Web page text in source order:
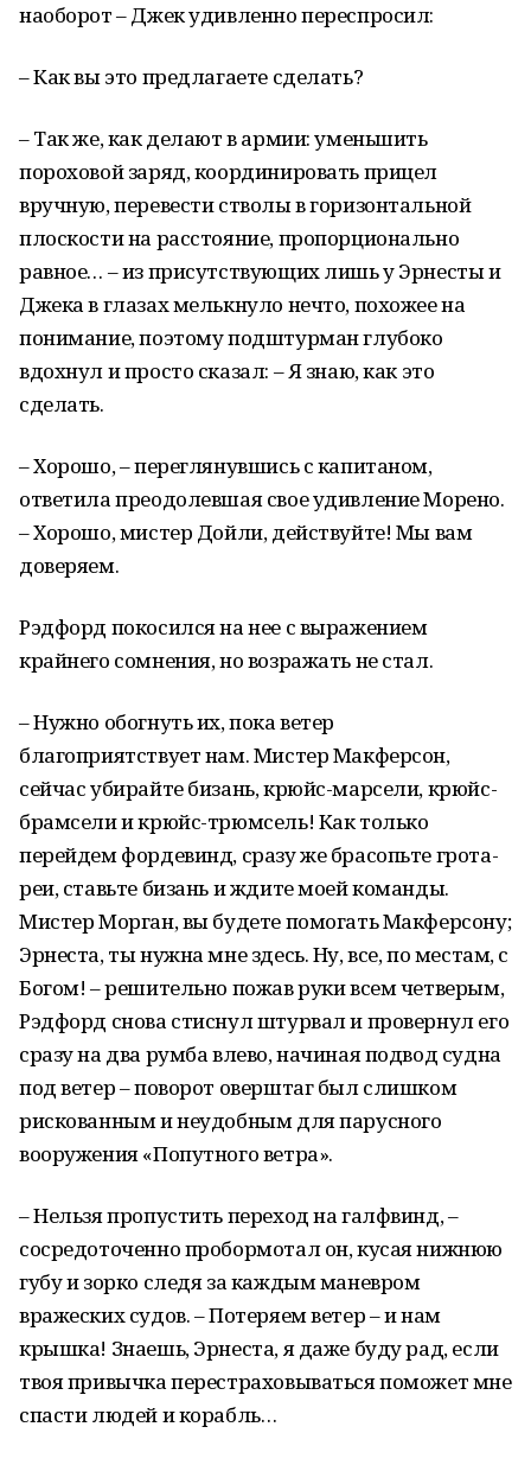
наоборот – Джек удивленно переспросил:
– Как вы это предлагаете сделать?
– Так же, как делают в армии: уменьшить
пороховой заряд, координировать прицел
вручную, перевести стволы в горизонтальной
плоскости на расстояние, пропорционально
равное… – из присутствующих лишь у Эрнесты и
Джека в глазах мелькнуло нечто, похожее на
понимание, поэтому подштурман глубоко
вдохнул и просто сказал: – Я знаю, как это
сделать.
– Хорошо, – переглянувшись с капитаном,
ответила преодолевшая свое удивление Морено.
– Хорошо, мистер Дойли, действуйте! Мы вам
доверяем.
Рэдфорд покосился на нее с выражением
крайнего сомнения, но возражать не стал.
– Нужно обогнуть их, пока ветер
благоприятствует нам. Мистер Макферсон,
сейчас убирайте бизань, крюйс-марсели, крюйс-
брамсели и крюйс-трюмсель! Как только
перейдем фордевинд, сразу же брасопьте грота-
реи, ставьте бизань и ждите моей команды.
Мистер Морган, вы будете помогать Макферсону;
Эрнеста, ты нужна мне здесь. Ну, все, по местам, с
Богом! – решительно пожав руки всем четверым,
Рэдфорд снова стиснул штурвал и провернул его
сразу на два румба влево, начиная подвод судна
под ветер – поворот оверштаг был слишком
рискованным и неудобным для парусного
вооружения «Попутного ветра».
– Нельзя пропустить переход на галфвинд, –
сосредоточенно пробормотал он, кусая нижнюю
губу и зорко следя за каждым маневром
вражеских судов. – Потеряем ветер – и нам
крышка! Знаешь, Эрнеста, я даже буду рад, если
твоя привычка перестраховываться поможет мне
спасти людей и корабль…